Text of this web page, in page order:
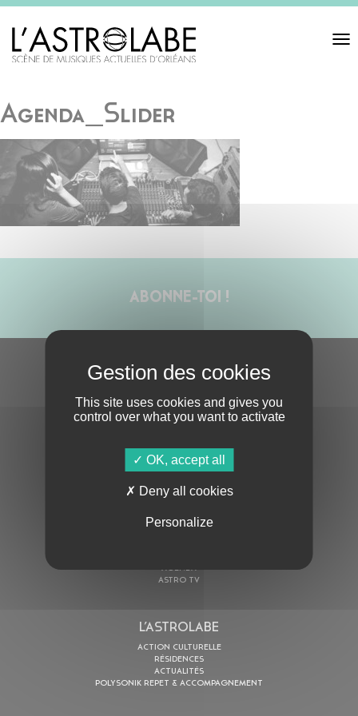
Toggle
Agenda_Slider
ABONNE-TOI !
S'ABONNER À LA NEWSLETTER
En cochant cette case, j’accepte la Politique de confidentialité
AGENDA
ASTRO TV
L’ASTROLABE
ACTION CULTURELLE
RÉSIDENCES
ACTUALITÉS
POLYSONIK REPET & ACCOMPAGNEMENT
This site uses cookies and gives you
control over what you want to activate
OK, accept all
Deny all cookies
Personalize